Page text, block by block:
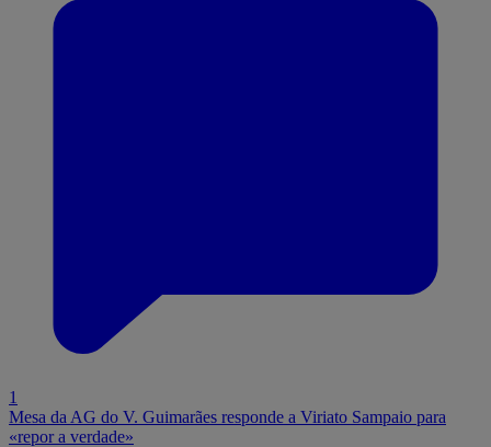
1
Mesa da AG do V. Guimarães responde a Viriato Sampaio para
«repor a verdade»